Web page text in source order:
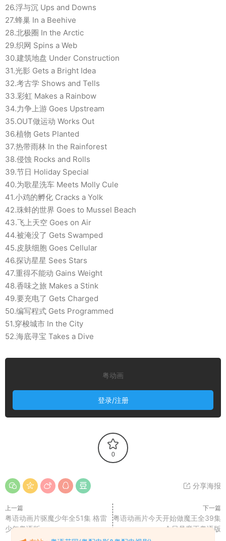
26.浮与沉 Ups and Downs
27.蜂巢 In a Beehive
28.北极圈 In the Arctic
29.织网 Spins a Web
30.建筑地盘 Under Construction
31.光影 Gets a Bright Idea
32.考古学 Shows and Tells
33.彩虹 Makes a Rainbow
34.力争上游 Goes Upstream
35.OUT做运动 Works Out
36.植物 Gets Planted
37.热带雨林 In the Rainforest
38.侵蚀 Rocks and Rolls
39.节日 Holiday Special
40.为歌星洗车 Meets Molly Cule
41.小鸡的孵化 Cracks a Yolk
42.珠蚌的世界 Goes to Mussel Beach
43.飞上天空 Goes on Air
44.被淹没了 Gets Swamped
45.皮肤细胞 Goes Cellular
46.探访星星 Sees Stars
47.重得不能动 Gains Weight
48.香味之旅 Makes a Stink
49.要充电了 Gets Charged
50.编写程式 Gets Programmed
51.穿梭城市 In the City
52.海底寻宝 Takes a Dive
粤动画
登录/注册
0
分享海报
上一篇
粤语动画片驱魔少年全51集 格雷
少年粤语版
下一篇
粤语动画片今天开始做魔王全39集
今日是魔王粤语版